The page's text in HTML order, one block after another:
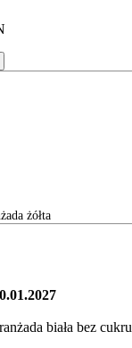
żółta
biała bez cukru